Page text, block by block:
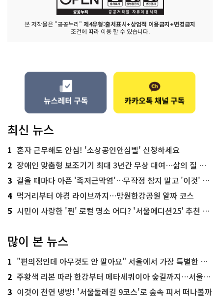
본 저작물은 "공공누리" 제4유형:출처표시+상업적 이용금지+변경금지
조건에 따라 이용 할 수 있습니다.
최신 뉴스
1 혼자 근무해도 안심! '소상공인안심벨' 신청하세요
2 장애인 맞춤형 보조기기 최대 3년간 무상 대여…삶의 질 높인다
3 걸을 때마다 아픈 '족저근막염'…무작정 참지 말고 '이것' 해보세요!
4 먹거리부터 야경 라이브까지…망원한강공원 알짜 코스
5 시민이 사랑한 '찐' 로컬 명소 어디? '서울에디션25' 추천 코스
많이 본 뉴스
1 "편의점인데 아무것도 안 팔아요" 서울에서 가장 특별한 편의점의 정체
2 주황색 리본 따라 한강부터 메타세쿼이아 숲길까지…서울둘레길 15코스
3 이것이 천연 냉방! '서울둘레길 9코스'로 숲속 피서 떠나볼까